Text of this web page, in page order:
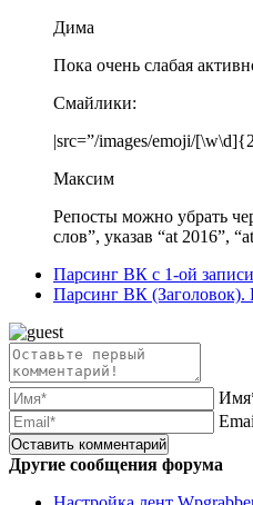
Дима
Пока очень слабая
Смайлики:
|src=”/images/emoji/
Максим
Репосты можно убрать
слов”, указав “at 2016”,
Парсинг ВК с 1-ой
Парсинг ВК (Заголовок).
Другие сообщения форума